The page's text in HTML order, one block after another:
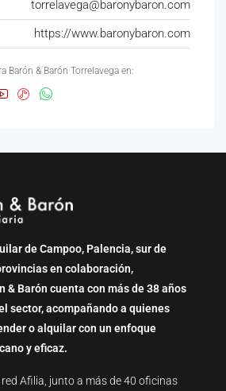
torrelavega@baronybaron.com
https://www.baronybaron.com
Barón & Barón Torrelavega en:
de Campoo, Palencia, sur de
en colaboración,
& Barón cuenta con más de 38 años
sector, acompañando a quienes
o alquilar con un enfoque
y eficaz.
Afilia, junto a más de 40 oficinas